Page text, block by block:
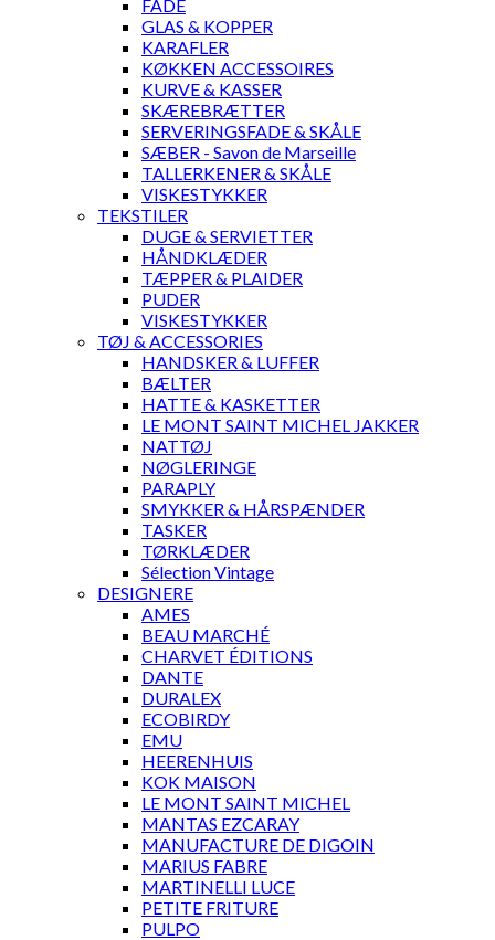
FADE
GLAS & KOPPER
KARAFLER
KØKKEN ACCESSOIRES
KURVE & KASSER
SKÆREBRÆTTER
SERVERINGSFADE & SKÅLE
SÆBER - Savon de Marseille
TALLERKENER & SKÅLE
VISKESTYKKER
TEKSTILER
DUGE & SERVIETTER
HÅNDKLÆDER
TÆPPER & PLAIDER
PUDER
VISKESTYKKER
TØJ & ACCESSORIES
HANDSKER & LUFFER
BÆLTER
HATTE & KASKETTER
LE MONT SAINT MICHEL JAKKER
NATTØJ
NØGLERINGE
PARAPLY
SMYKKER & HÅRSPÆNDER
TASKER
TØRKLÆDER
Sélection Vintage
DESIGNERE
AMES
BEAU MARCHÉ
CHARVET ÉDITIONS
DANTE
DURALEX
ECOBIRDY
EMU
HEERENHUIS
KOK MAISON
LE MONT SAINT MICHEL
MANTAS EZCARAY
MANUFACTURE DE DIGOIN
MARIUS FABRE
MARTINELLI LUCE
PETITE FRITURE
PULPO